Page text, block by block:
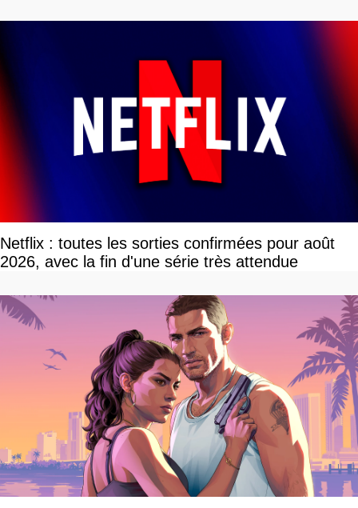
Netflix : toutes les sorties confirmées pour août
2026, avec la fin d'une série très attendue